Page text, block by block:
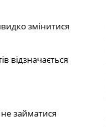
змінитися
відзначається
займатися